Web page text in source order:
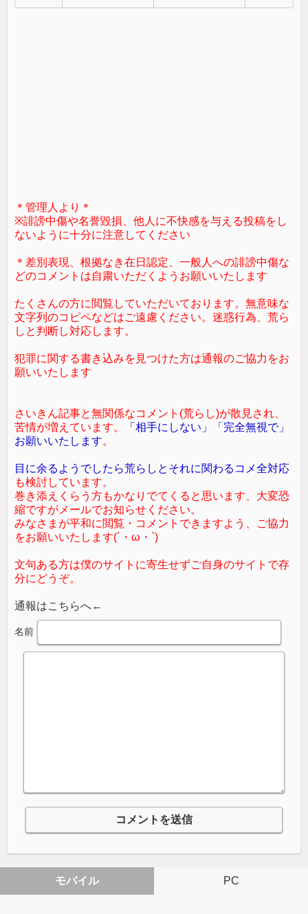
＊管理人より＊
※誹謗中傷や名誉毀損、他人に不快感を与える投稿をし
ないように十分に注意してください
＊差別表現、根拠なき在日認定、一般人への誹謗中傷な
どのコメントは自粛いただくようお願いいたします
たくさんの方に閲覧していただいております。無意味な
文字列のコピペなどはご遠慮ください。迷惑行為、荒ら
しと判断し対応します。
犯罪に関する書き込みを見つけた方は通報のご協力をお
願いいたします
さいきん記事と無関係なコメント(荒らし)が散見され、
苦情が増えています。
「相手にしない」「完全無視で」
お願いいたします。
目に余るようでしたら荒らしとそれに関わるコメ全対応
も検討しています。
巻き添えくらう方もかなりでてくると思います、大変恐
縮ですがメールでお知らせください。
みなさまが平和に閲覧・コメントできますよう、ご協力
をお願いいたします(´・ω・`)
文句ある方は僕のサイトに寄生せずご自身のサイトで存
分にどうぞ。
通報はこちらへ←
名前
モバイル PC